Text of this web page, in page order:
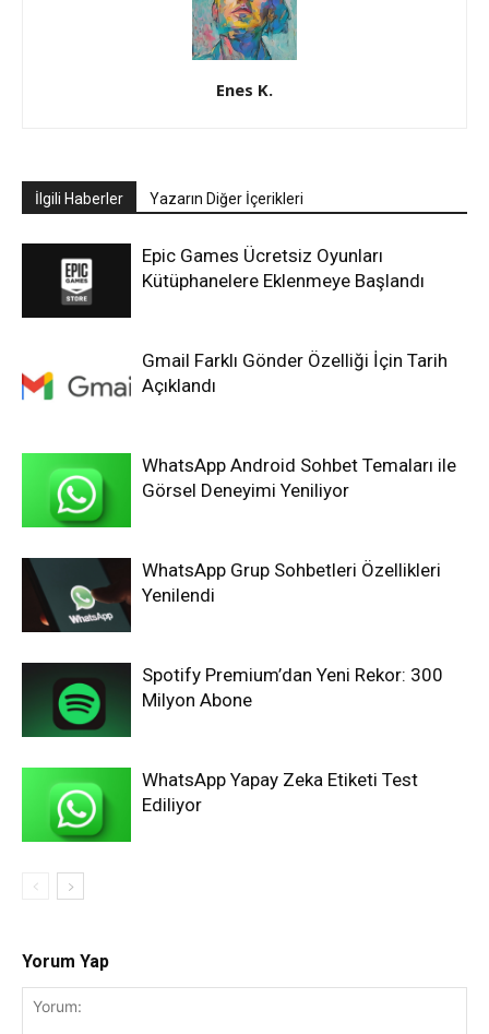
Enes K.
İlgili Haberler Yazarın Diğer İçerikleri
Epic Games Ücretsiz Oyunları
Kütüphanelere Eklenmeye Başlandı
Gmail Farklı Gönder Özelliği İçin Tarih
Açıklandı
WhatsApp Android Sohbet Temaları ile
Görsel Deneyimi Yeniliyor
WhatsApp Grup Sohbetleri Özellikleri
Yenilendi
Spotify Premium’dan Yeni Rekor: 300
Milyon Abone
WhatsApp Yapay Zeka Etiketi Test
Ediliyor
Yorum Yap